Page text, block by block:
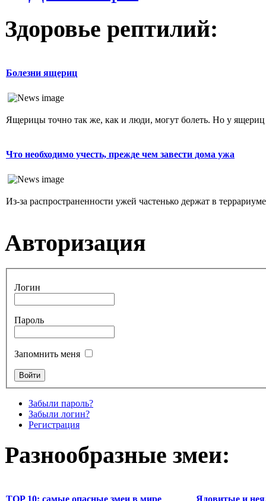
Здоровье рептилий:
Болезни ящериц
Ящерицы точно так же, как и люди, могут болеть. Но у
Что необходимо учесть, прежде чем завести дома ужа
Из-за распространенности ужей частенько держат в
Авторизация
Логин
Пароль
Запомнить меня
Забыли пароль?
Забыли логин?
Регистрация
Разнообразные змеи: